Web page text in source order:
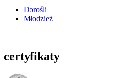
Dorośli
Młodzież
certyfikaty